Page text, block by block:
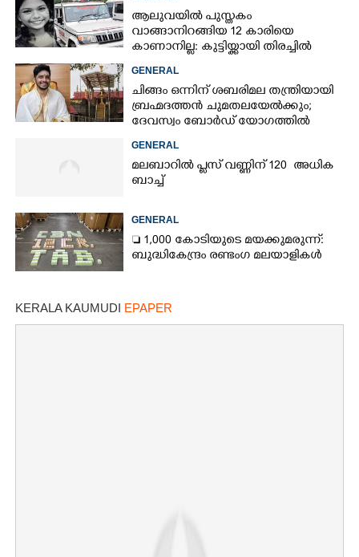
ആലുവയിൽ പുസ്തകം
വാങ്ങാനിറങ്ങിയ 12 കാരിയെ
കാണാനില്ല: കുട്ടിയ്ക്കായി തിരച്ചിൽ
GENERAL
ചിങ്ങം ഒന്നിന് ശബരിമല തന്ത്രിയായി
ബ്രഹ്മദത്തൻ ചുമതലയേൽക്കും;
ദേവസ്വം ബോർഡ് യോഗത്തിൽ
തീരുമാനം
GENERAL
മലബാറിൽ പ്ലസ് വണ്ണിന് 120 അധിക
ബാച്ച്
GENERAL
 1,000 കോടിയുടെ മയക്കുമരുന്ന്:
ബുദ്ധികേന്ദ്രം രണ്ടംഗ മലയാളികൾ
KERALA KAUMUDI EPAPER